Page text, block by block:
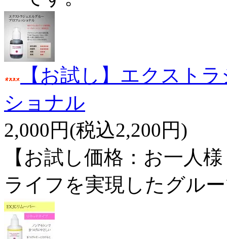
【お試し】エクスト
ショナル
2,000円(税込2,200円)
【お試し価格：お一人
ライフを実現したグル